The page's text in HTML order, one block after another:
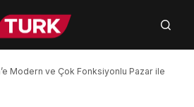
Modern ve Çok Fonksiyonlu Pazar ile